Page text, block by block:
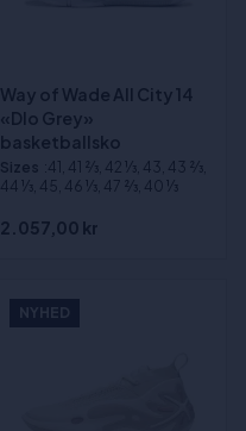
Way of Wade All City 14
«Dlo Grey»
basketballsko
Sizes :41, 41 2⁄3, 42 1⁄3, 43, 43 2⁄3,
44 1⁄3, 45, 46 1⁄3, 47 2⁄3, 40 1⁄3
2.057,00 kr
NYHED